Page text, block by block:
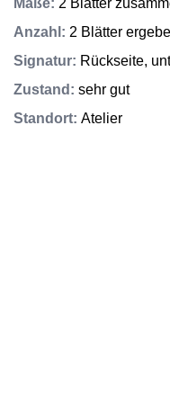
Maße: 2 Blätter
Anzahl : 2 Blätter
Signatur: Rückseite,
Zustand : sehr gut
Standort: Atelier